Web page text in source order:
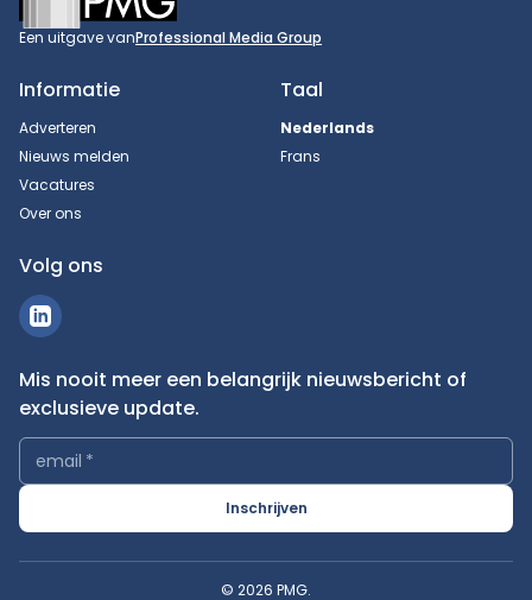
Een uitgave vanProfessional Media Group
Informatie
Adverteren
Nieuws melden
Vacatures
Over ons
Taal
Nederlands
Frans
Volg ons
Mis nooit meer een belangrijk nieuwsbericht of
exclusieve update.
email *
Inschrijven
© 2026 PMG.